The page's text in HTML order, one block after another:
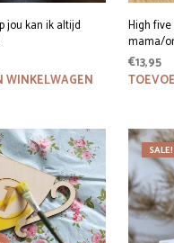
jou kan ik altijd
WINKELWAGEN
High
mama/
€13,95